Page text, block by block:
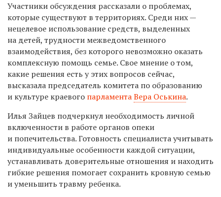
Участники обсуждения рассказали о проблемах,
которые существуют в территориях. Среди них —
нецелевое использование средств, выделенных
на детей, трудности межведомственного
взаимодействия, без которого невозможно оказать
комплексную помощь семье. Свое мнение о том,
какие решения есть у этих вопросов сейчас,
высказала председатель комитета по образованию
и культуре краевого парламентаВера Оськина.
Илья Зайцев подчеркнул необходимость личной
включенности в работе органов опеки
и попечительства. Готовность специалиста учитывать
индивидуальные особенности каждой ситуации,
устанавливать доверительные отношения и находить
гибкие решения помогает сохранить кровную семью
и уменьшить травму ребенка.